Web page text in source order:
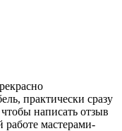
практически сразу
написать отзыв
мастерами-